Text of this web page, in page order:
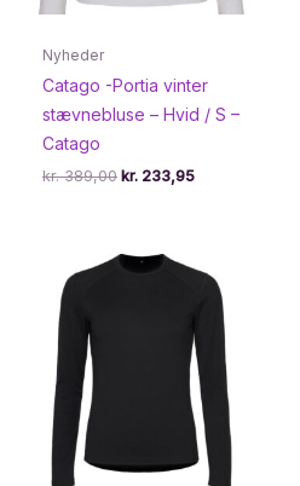
Nyheder
Catago -Portia vinter
stævnebluse – Hvid / S –
Catago
kr.389,00 Den
kr. 389,00.
kr. 233,95Den